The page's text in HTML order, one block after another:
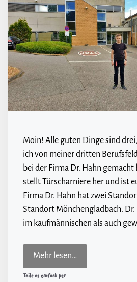
Moin! Alle guten Dinge sind
ich von meiner dritten
bei der Firma Dr. Hahn gemacht
stellt Türscharniere her und ist
Firma Dr. Hahn hat zwei
Standort Mönchengladbach. Dr.
im kaufmännischen als auch
Mehr lesen…
Teile es einfach per